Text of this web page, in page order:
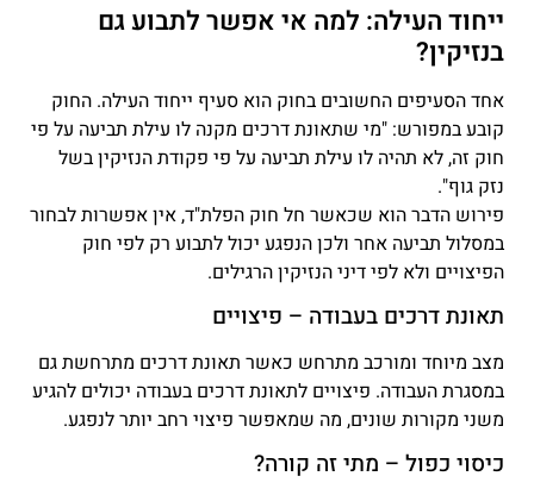
ייחוד העילה: למה אי אפשר לתבוע גם
בנזיקין?
אחד הסעיפים החשובים בחוק הוא סעיף ייחוד העילה. החוק
קובע במפורש: "מי שתאונת דרכים מקנה לו עילת תביעה על פי
חוק זה, לא תהיה לו עילת תביעה על פי פקודת הנזיקין בשל
נזק גוף".
פירוש הדבר הוא שכאשר חל חוק הפלת"ד, אין אפשרות לבחור
במסלול תביעה אחר ולכן הנפגע יכול לתבוע רק לפי חוק
הפיצויים ולא לפי דיני הנזיקין הרגילים.
תאונת דרכים בעבודה – פיצויים
מצב מיוחד ומורכב מתרחש כאשר תאונת דרכים מתרחשת גם
במסגרת העבודה. פיצויים לתאונת דרכים בעבודה יכולים להגיע
משני מקורות שונים, מה שמאפשר פיצוי רחב יותר לנפגע.
כיסוי כפול – מתי זה קורה?